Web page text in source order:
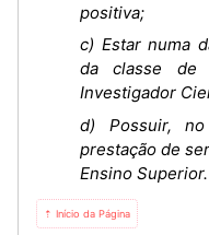
positiva;
c) Estar numa
da classe de
Investigador
d) Possuir,
prestação de
Ensino Superior.
⇡ Início da Página